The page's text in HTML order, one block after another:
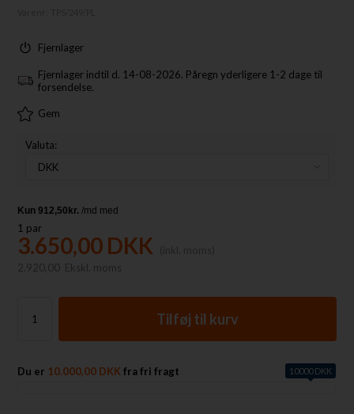
Fjernlager
Fjernlager indtil d. 14-08-2026. Påregn yderligere 1-2 dage til
forsendelse.
Gem
Valuta:
1 par
3.650,00 DKK
2.920,00
Ekskl. moms
Du er 10.000,00 DKK fra fri fragt 10000 DKK